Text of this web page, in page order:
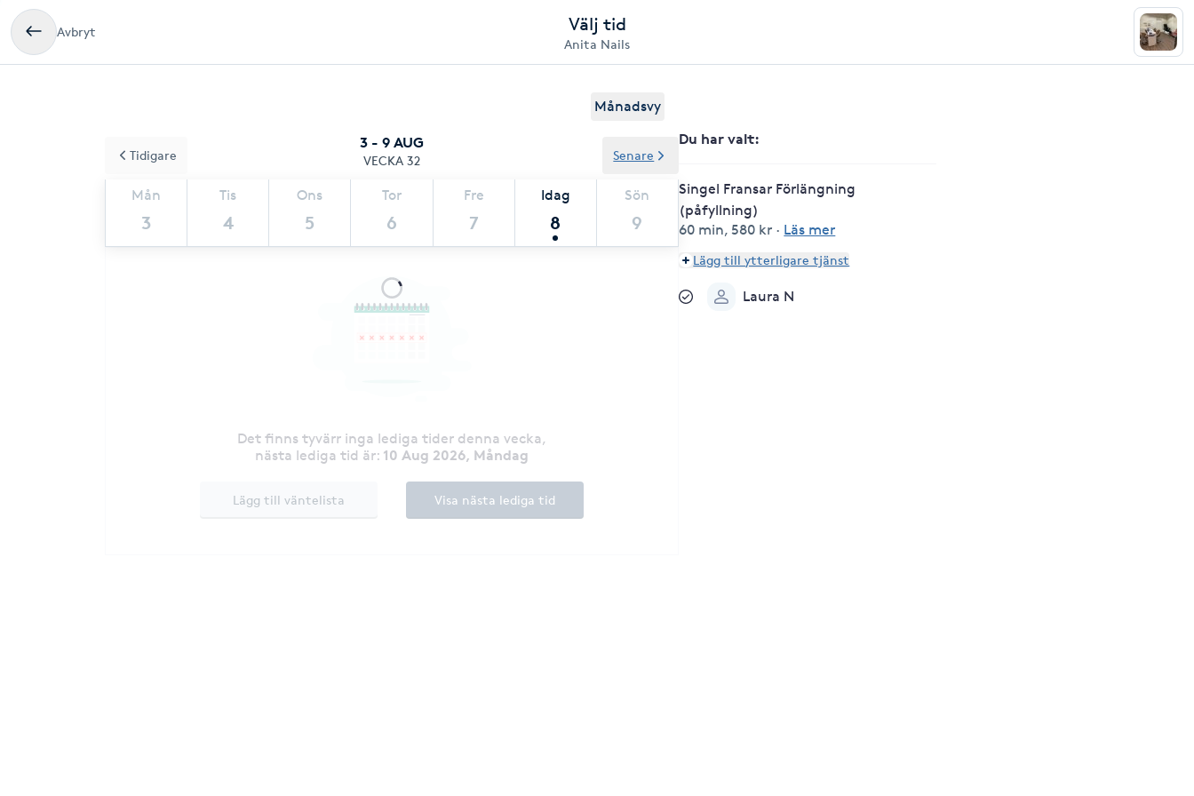
Avbryt Välj tid
Anita Nails
Månadsvy
3 - 9 AUG
VECKA 32
Mån
3
Tis
4
Ons
5
Tor
6
Fre
7
Idag
8
Sön
9
Tidigare Senare
Det finns tyvärr inga lediga tider denna vecka,
nästa lediga tid är: 10 Aug 2026, Måndag
Lägg till väntelista Visa nästa lediga tid
Du har valt:
Singel Fransar Förlängning
(påfyllning)
60 min, 580 kr · Läs mer
Lägg till ytterligare tjänst
Laura N